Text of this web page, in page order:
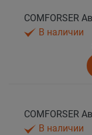
В наличии
В наличии